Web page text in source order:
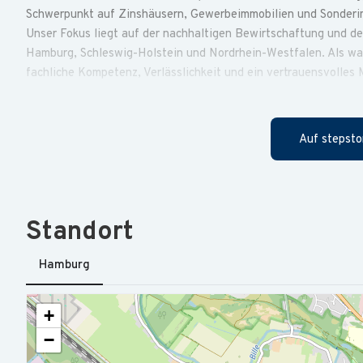
Schwerpunkt auf Zinshäusern, Gewerbeimmobilien und
Unser Fokus liegt auf der nachhaltigen Bewirtschaftung und
Hamburg, Schleswig-Holstein und Nordrhein-Westfalen. Als
fachliche Kompetenz, Verlässlichkeit und ein vertrauensvolles
Als Teil unseres Buchhaltungsteams übernehmen Sie
• Kontenabstimmung und Kontenpflege
• Ansprechpartner für buchhalterische Fragestellungen
Objektbetreuer
• Klärung von Mieterkonten und buchhalterischen
• Zusammenarbeit mit unserem externen Lohnbüro,
Auf
Standort
Hamburg
+
−